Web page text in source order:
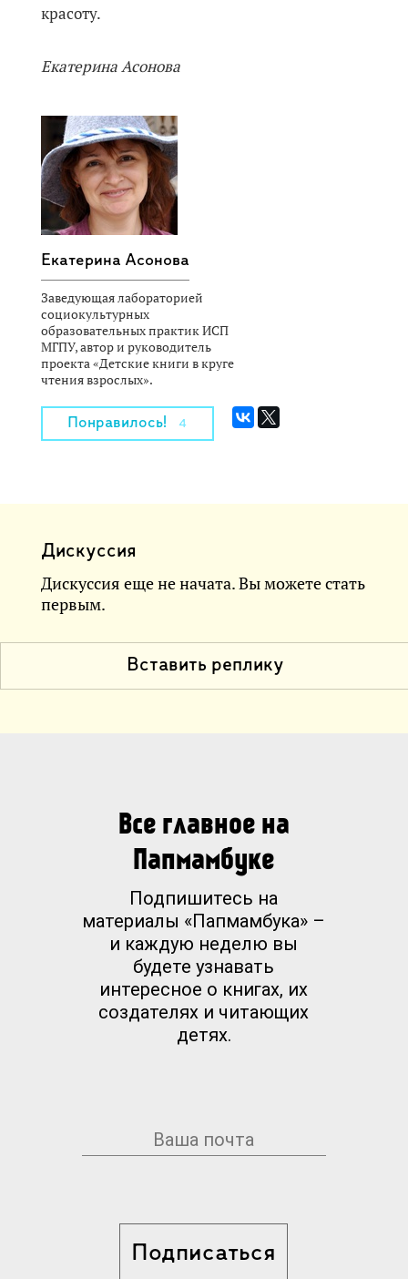
красоту.
Екатерина Асонова
Екатерина Асонова
Заведующая лабораторией
социокультурных
образовательных практик ИСП
МГПУ, автор и руководитель
проекта «Детские книги в круге
чтения взрослых».
Понравилось! 4
Дискуссия
Дискуссия еще не начата. Вы можете стать
первым.
Вставить реплику
Все главное на
Папмамбуке
Подпишитесь на
материалы «Папмамбука» –
и каждую неделю вы
будете узнавать
интересное о книгах, их
создателях и читающих
детях.
Подписаться